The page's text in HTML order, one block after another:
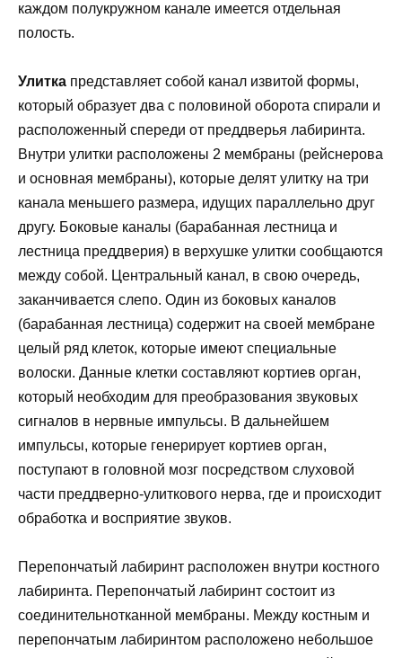
каждом полукружном канале имеется отдельная
полость.
Улитка представляет собой канал извитой формы,
который образует два с половиной оборота спирали и
расположенный спереди от преддверья лабиринта.
Внутри улитки расположены 2 мембраны (рейснерова
и основная мембраны), которые делят улитку на три
канала меньшего размера, идущих параллельно друг
другу. Боковые каналы (барабанная лестница и
лестница преддверия) в верхушке улитки сообщаются
между собой. Центральный канал, в свою очередь,
заканчивается слепо. Один из боковых каналов
(барабанная лестница) содержит на своей мембране
целый ряд клеток, которые имеют специальные
волоски. Данные клетки составляют кортиев орган,
который необходим для преобразования звуковых
сигналов в нервные импульсы. В дальнейшем
импульсы, которые генерирует кортиев орган,
поступают в головной мозг посредством слуховой
части преддверно-улиткового нерва, где и происходит
обработка и восприятие звуков.
Перепончатый лабиринт расположен внутри костного
лабиринта. Перепончатый лабиринт состоит из
соединительнотканной мембраны. Между костным и
перепончатым лабиринтом расположено небольшое